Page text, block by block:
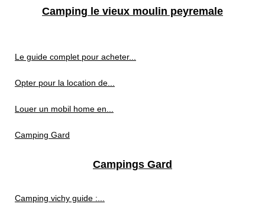
Camping le vieux moulin peyremale
Le guide complet pour acheter...
Opter pour la location de...
Louer un mobil home en...
Camping Gard
Campings Gard
Camping vichy guide :...